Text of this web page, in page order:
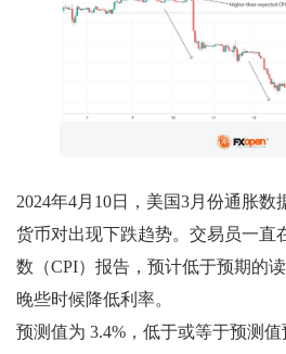
2024年4月10日，美国3月份通胀数
货币对出现下跌趋势。交易员一直
数（CPI）报告，预计低于预期的
晚些时候降低利率。
预测值为 3.4%，低于或等于预测